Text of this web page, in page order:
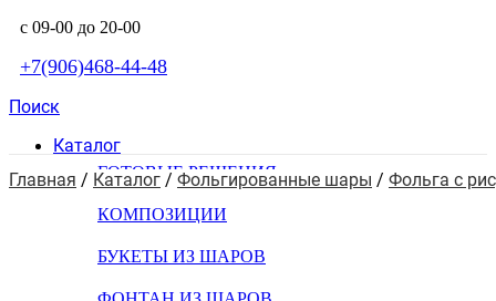
с 09-00 до 20-00
+7(906)468-44-48
Поиск
Каталог
ГОТОВЫЕ РЕШЕНИЯ
КОМПОЗИЦИИ
БУКЕТЫ ИЗ ШАРОВ
Главная / Каталог / Фольгированные шары / Фольга с